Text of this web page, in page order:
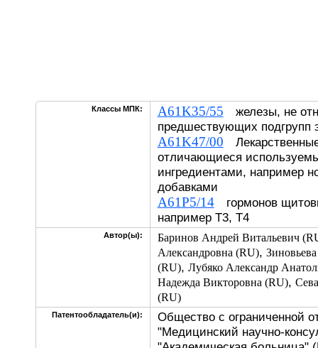
Классы МПК: A61K35/55 железы, не
предшествующих подгрупп
A61K47/00
отличающиеся
ингредиентами, например
добавками
A61P5/14гормонов
например T3, T4
Автор(ы):
Баринов Андрей Витальевич
Александровна (RU),
(RU), Лубяко Александр
Надежда Викторовна (RU),
(RU)
Патентообладатель(и):
Общество с ограниченной
"Медицинский научно-